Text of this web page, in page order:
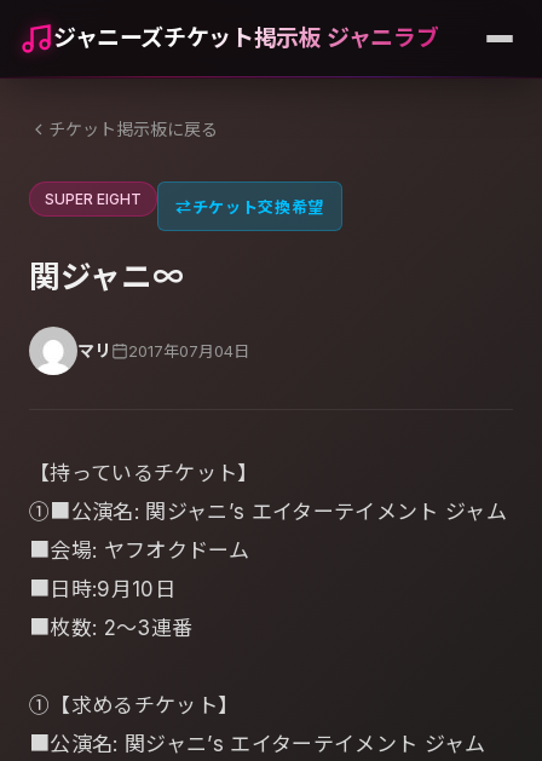
ジャニーズチケット掲示板 ジャニラブ
チケット掲示板に戻る
SUPER EIGHT ⇄チケット交換希望
関ジャニ∞
マリ 2017年07月04日
【持っているチケット】
①■公演名: 関ジャニ’s エイターテイメント ジャム
■会場: ヤフオクドーム
■日時:9月10日
■枚数: 2～3連番
①【求めるチケット】
■公演名: 関ジャニ’s エイターテイメント ジャム